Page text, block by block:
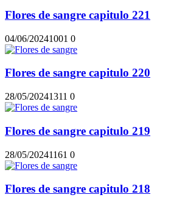
Flores de sangre capitulo 221
04/06/20241001 0
Flores de sangre capitulo 220
28/05/20241311 0
Flores de sangre capitulo 219
28/05/20241161 0
Flores de sangre capitulo 218